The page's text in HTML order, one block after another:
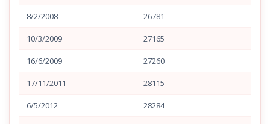
8/2/2008 26781
10/3/2009 27165
16/6/2009 27260
17/11/2011 28115
6/5/2012 28284